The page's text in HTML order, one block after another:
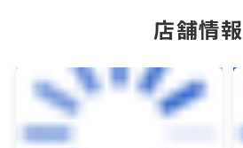
店舗情報